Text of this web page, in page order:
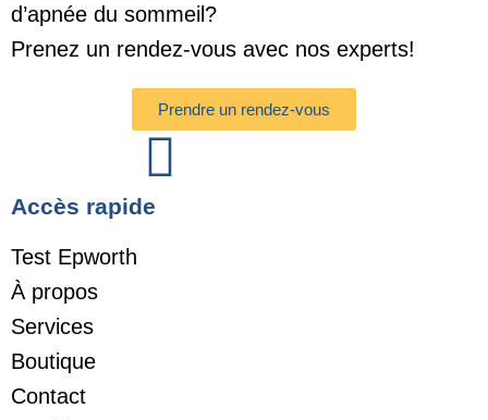
d’apnée du sommeil?
Prenez un rendez-vous avec nos experts!
Prendre un rendez-vous
Accès rapide
Test Epworth
À propos
Services
Boutique
Contact